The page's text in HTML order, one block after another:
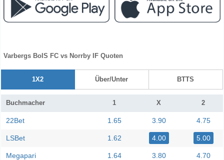
Varbergs BoIS FC vs Norrby IF Quoten
1X2 Über/Unter BTTS
Buchmacher 1 X 2
22Bet 1.65 3.90 4.75
LSBet 1.62 4.00 5.00
Megapari 1.64 3.80 4.70